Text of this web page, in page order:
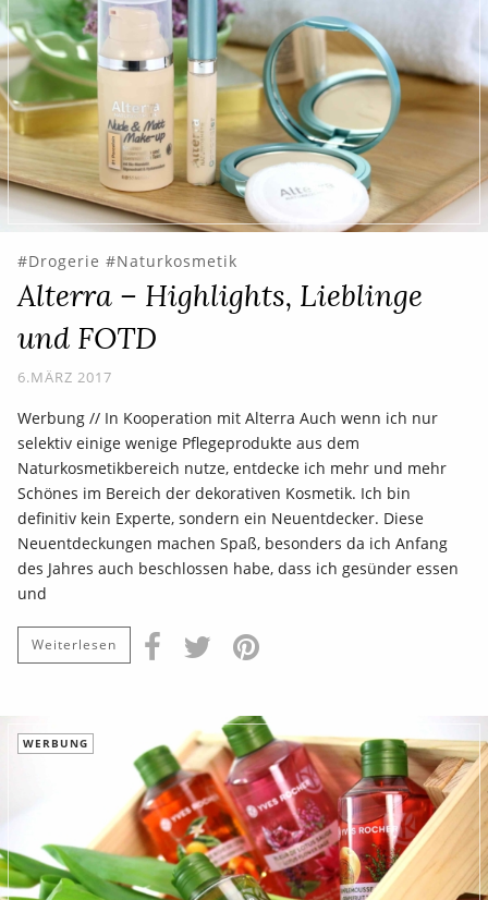
Drogerie Naturkosmetik
Alterra – Highlights, Lieblinge
und FOTD
6.MÄRZ 2017
Werbung // In Kooperation mit Alterra Auch wenn ich nur
selektiv einige wenige Pflegeprodukte aus dem
Naturkosmetikbereich nutze, entdecke ich mehr und mehr
Schönes im Bereich der dekorativen Kosmetik. Ich bin
definitiv kein Experte, sondern ein Neuentdecker. Diese
Neuentdeckungen machen Spaß, besonders da ich Anfang
des Jahres auch beschlossen habe, dass ich gesünder essen
und
Weiterlesen
WERBUNG